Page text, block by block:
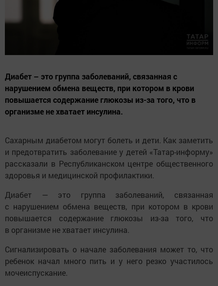
Диабет – это группа заболеваний, связанная с
нарушением обмена веществ, при котором в крови
повышается содержание глюкозы из-за того, что в
организме не хватает инсулина.
Сахарным диабетом могут болеть и дети. Как заметить
и предотвратить заболевание у детей «Татар-информу»
рассказали в Республиканском центре общественного
здоровья и медицинской профилактики.
Диабет — это группа заболеваний, связанная
с нарушением обмена веществ, при котором в крови
повышается содержание глюкозы из-за того, что
в организме не хватает инсулина.
Сигнализировать о начале заболевания может то, что
ребенок начал много пить и у него резко участилось
мочеиспускание.